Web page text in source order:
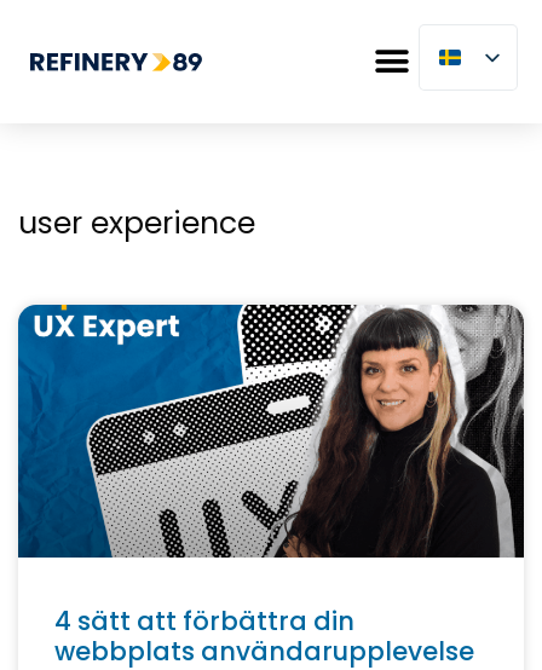
user experience
4 sätt att förbättra din
webbplats användarupplevelse